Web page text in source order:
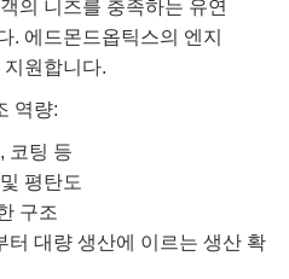
의 니즈를 충족하는 유연
. 에드몬드옵틱스의 엔지
원합니다.
역량:
코팅 등
평탄도
구조
터 대량 생산에 이르는 생산 확